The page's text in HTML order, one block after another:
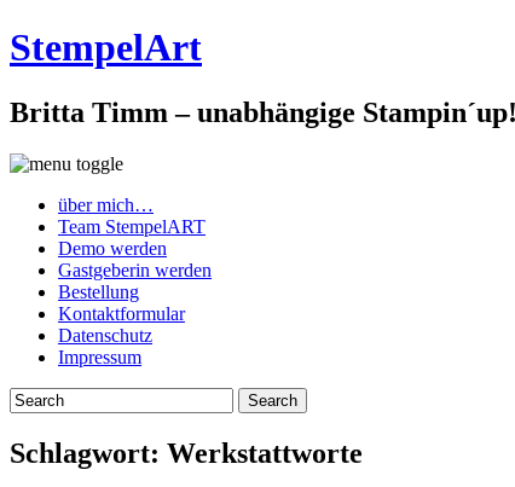
StempelArt
Britta Timm – unabhängige
über mich…
Team StempelART
Demo werden
Gastgeberin werden
Bestellung
Kontaktformular
Datenschutz
Impressum
Schlagwort: Werkstattworte